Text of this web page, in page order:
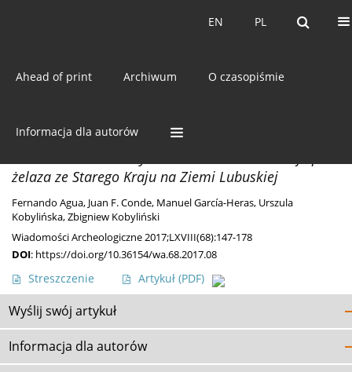
PL
EN PL
EN
Ahead of print Archiwum O czasopiśmie
Informacja dla autorów
AutorManuel García-Heras
MISCELLANEA
żelaza ze Starego Kraju na Ziemi Lubuskiej
Fernando Agua, Juan F. Conde, Manuel García-Heras, Urszula
Kobylińska,Zbigniew Kobyliński
Wiadomości Archeologiczne 2017;LXVIII(68):147-178
DOI: https://doi.org/10.36154/wa.68.2017.08
Streszczenie Artykuł (PDF)
Wyślij swój artykuł
Informacja dla autorów